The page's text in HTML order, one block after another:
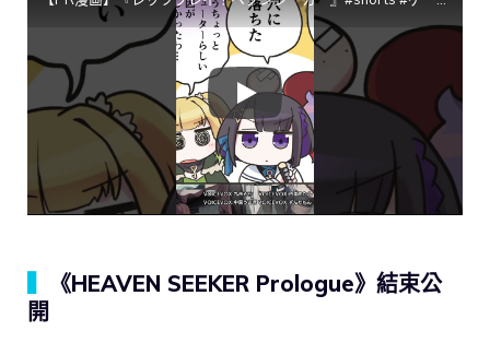
《HEAVEN SEEKER Prologue》結束公
開